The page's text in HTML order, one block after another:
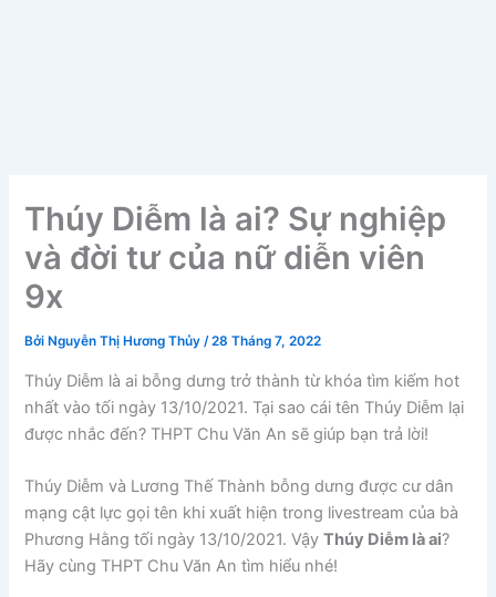
Thúy Diễm là ai? Sự nghiệp
và đời tư của nữ diễn viên
9x
Bởi Nguyễn Thị Hương Thủy/28 Tháng 7, 2022
Thúy Diễm là ai bỗng dưng trở thành từ khóa tìm kiếm hot
nhất vào tối ngày 13/10/2021. Tại sao cái tên Thúy Diễm lại
được nhắc đến? THPT Chu Văn An sẽ giúp bạn trả lời!
Thúy Diễm và Lương Thế Thành bỗng dưng được cư dân
mạng cật lực gọi tên khi xuất hiện trong livestream của bà
Phương Hằng tối ngày 13/10/2021. VậyThúy Diễm là ai?
Hãy cùng THPT Chu Văn An tìm hiểu nhé!